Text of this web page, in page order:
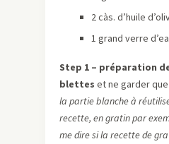
2càs. d’huile
1 grand verre
Step 1 – préparation
blettes et ne garder
la partie blanche à
recette, en gratin par
me dire si la recette de